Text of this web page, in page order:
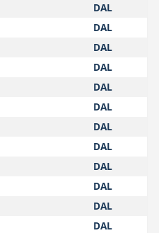
DAL
DAL
DAL
DAL
DAL
DAL
DAL
DAL
DAL
DAL
DAL
DAL